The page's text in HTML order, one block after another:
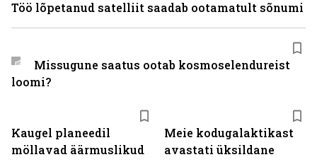
Kaugel planeedil
möllavad äärmuslikud
Meie kodugalaktikast
avastati üksildane
Töö lõpetanud satelliit saadab ootamatult sõnumi
Missugune saatus ootab kosmoselendureist
loomi?